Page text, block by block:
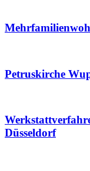
Petruskirche
Düsseldorf